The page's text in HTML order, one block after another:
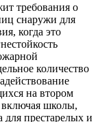
требования о
снаружи для
когда это
количество
на втором
включая школы,
престарелых и